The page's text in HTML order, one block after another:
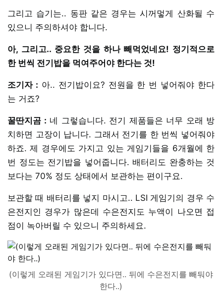
그리고 습기는.. 동판 같은 경우는 시꺼멓게 산화될 수
있으니 주의하셔야 합니다.
아, 그리고.. 중요한 것을 하나 빼먹었네요! 정기적으로
한 번씩 전기밥을 먹여주어야 한다는 것!
조기자 : 아.. 전기밥이요? 전원을 한 번 넣어줘야 한다
는 거죠?
꿀딴지곰 : 네 그렇습니다. 전기 제품들은 너무 오래 방
치하면 고장이 납니다. 그래서 전기를 한 번씩 넣어줘야
하죠. 제 경우에도 가지고 있는 게임기들을 6개월에 한
번 정도는 전기밥을 넣어줍니다. 배터리도 완충하는 것
보다는 70% 정도 상태에서 보관하는 편이구요.
보관할 때 배터리를 넣지 마시고.. LSI 게임기의 경우 수
은전지인 경우가 많은데 수은전지도 누액이 나오면 접
점이 녹아버릴 수 있으니 주의하세요.
(이렇게 오래된 게임기가 있다면.. 뒤에 수은전지를 빼둬야
한다..)